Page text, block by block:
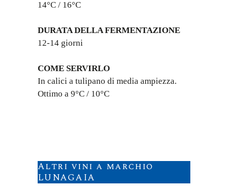
14°C / 16°C
DURATA DELLA FERMENTAZIONE
12-14 giorni
COME SERVIRLO
In calici a tulipano di media ampiezza.
Ottimo a 9°C / 10°C
Altri vini a marchio
LUNAGAIA